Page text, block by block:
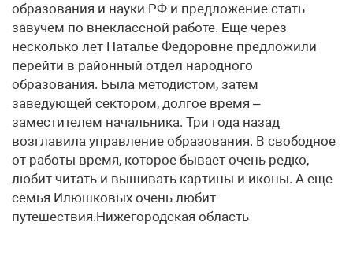
образования и науки РФ и предложение стать
завучем по внеклассной работе. Еще через
несколько лет Наталье Федоровне предложили
перейти в районный отдел народного
образования. Была методистом, затем
заведующей сектором, долгое время –
заместителем начальника. Три года назад
возглавила управление образования. В свободное
от работы время, которое бывает очень редко,
любит читать и вышивать картины и иконы. А еще
семья Илюшковых очень любит
путешествия.Нижегородская область